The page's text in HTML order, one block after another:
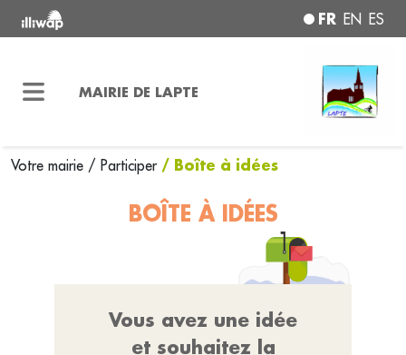
FR EN ES
MAIRIE DE LAPTE
Votre mairie / Participer / Boîte à idées
BOÎTE À IDÉES
Vous avez une idée
et souhaitez la